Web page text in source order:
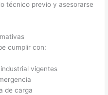
técnico previo y asesorarse
cumplir con:
vigentes
de carga